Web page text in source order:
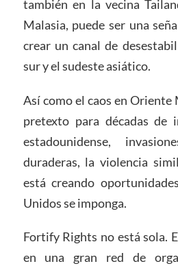
también en la vecina
Malasia, puede ser una
crear un canal de
sur y el sudeste asiático.
Así como el caos en Oriente
pretexto para décadas de
estadounidense,
duraderas, la violencia
está creando
Unidos se imponga.
Fortify Rights no está sola.
en una gran red de